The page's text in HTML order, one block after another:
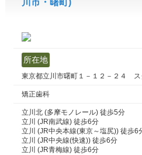
川市・曙町)
所在地
東京都立川市曙町１－１２－２４ ス
矯正歯科
立川北 (多摩モノレール) 徒歩5分
立川 (JR南武線) 徒歩6分
立川 (JR中央本線(東京～塩尻)) 徒歩6
立川 (JR中央線(快速)) 徒歩6分
立川 (JR青梅線) 徒歩6分